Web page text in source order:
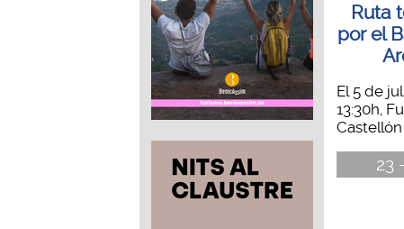
Ruta
por el
El 5 de
13:30h,
Castellón
23